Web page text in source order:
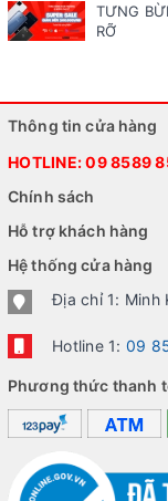
TƯNG
RỠ
Thông tin cửa hàng
HOTLINE:09 8589
Chính sách
Hỗ trợ khách hàng
Hệ thống cửa hàng
Địa chỉ 1: Minh
Hotline 1: 09
Phương thức thanh